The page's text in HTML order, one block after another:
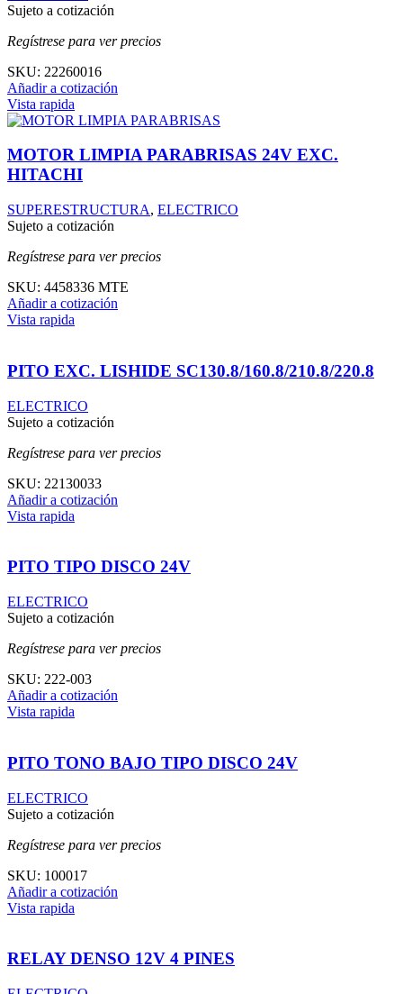
Sujeto a cotización
Regístrese para ver precios
SKU: 22260016
Añadir a cotización
Vista rapida
MOTOR LIMPIA PARABRISAS 24V EXC.
HITACHI
SUPERESTRUCTURA, ELECTRICO
Sujeto a cotización
Regístrese para ver precios
SKU: 4458336 MTE
Añadir a cotización
Vista rapida
PITO EXC. LISHIDE SC130.8/160.8/210.8/220.8
ELECTRICO
Sujeto a cotización
Regístrese para ver precios
SKU: 22130033
Añadir a cotización
Vista rapida
PITO TIPO DISCO 24V
ELECTRICO
Sujeto a cotización
Regístrese para ver precios
SKU: 222-003
Añadir a cotización
Vista rapida
PITO TONO BAJO TIPO DISCO 24V
ELECTRICO
Sujeto a cotización
Regístrese para ver precios
SKU: 100017
Añadir a cotización
Vista rapida
RELAY DENSO 12V 4 PINES